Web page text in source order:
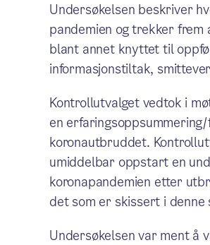
Undersøkelsen beskriver
pandemien og trekker
blant annet knyttet til
informasjonstiltak,
Kontrollutvalget vedtok i
en
koronautbruddet.
umiddelbar oppstart en
koronapandemien etter
det som er skissert i
Undersøkelsen var ment å